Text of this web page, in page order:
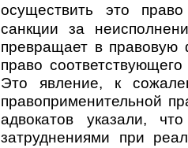
осуществить это
санкции за
превращает в правовую
право
Это явление, к
правоприменительной
адвокатов указали,
затруднениями при